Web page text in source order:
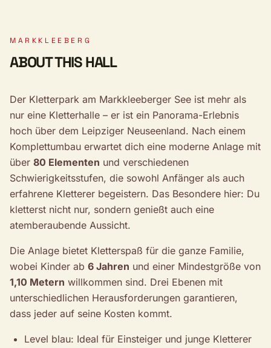
MARKKLEEBERG
ABOUT THIS HALL
Der Kletterpark am Markkleeberger See ist mehr als
nur eine Kletterhalle – er ist ein Panorama-Erlebnis
hoch über dem Leipziger Neuseenland. Nach einem
Komplettumbau erwartet dich eine moderne Anlage mit
über 80 Elementen und verschiedenen
Schwierigkeitsstufen, die sowohl Anfänger als auch
erfahrene Kletterer begeistern. Das Besondere hier: Du
kletterst nicht nur, sondern genießt auch eine
atemberaubende Aussicht.
Die Anlage bietet Kletterspaß für die ganze Familie,
wobei Kinder ab 6 Jahren und einer Mindestgröße von
1,10 Metern willkommen sind. Drei Ebenen mit
unterschiedlichen Herausforderungen garantieren,
dass jeder auf seine Kosten kommt.
Level blau: Ideal für Einsteiger und junge Kletterer